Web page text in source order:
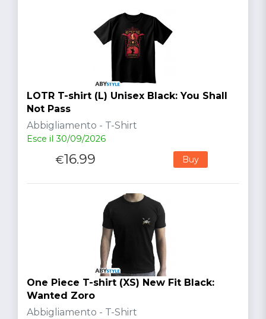
LOTR T-shirt (L) Unisex Black: You Shall
Not Pass
Abbigliamento - T-Shirt
Esce il 30/09/2026
€16.99 Buy
One Piece T-shirt (XS) New Fit Black:
Wanted Zoro
Abbigliamento - T-Shirt